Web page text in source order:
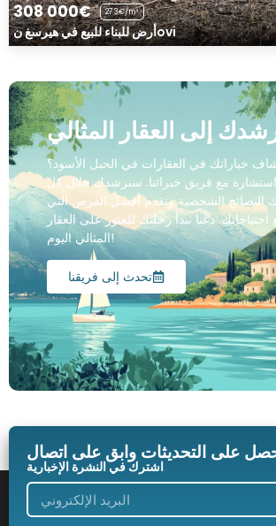
308 000€ 273€/m²
أرض للبناء للبيع في هيرسغ نovi
إلى العقار المثالي
خياراتك في العقارات في الجبل الأسود؟
استشارة مع فريق خبرائنا. سنرشدك خلال كل
النصائح الشخصية ونقدم أفضل الفرص التي
دعنا نبدأ رحلتك للعثور على العقار
المثالي اليوم!
تحدث إلى فريقنا
على التحديثات وابق على اتصال
اشترك في النشرة الإخبارية